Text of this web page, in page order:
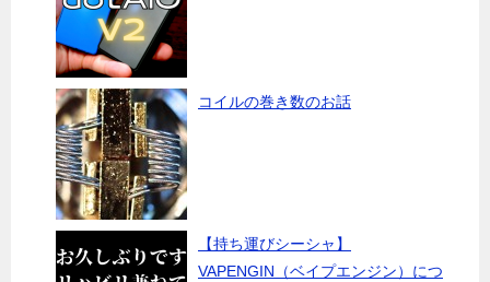
コイルの巻き数のお話
【持ち運びシーシャ】
VAPENGIN（ベイプエンジン）につ